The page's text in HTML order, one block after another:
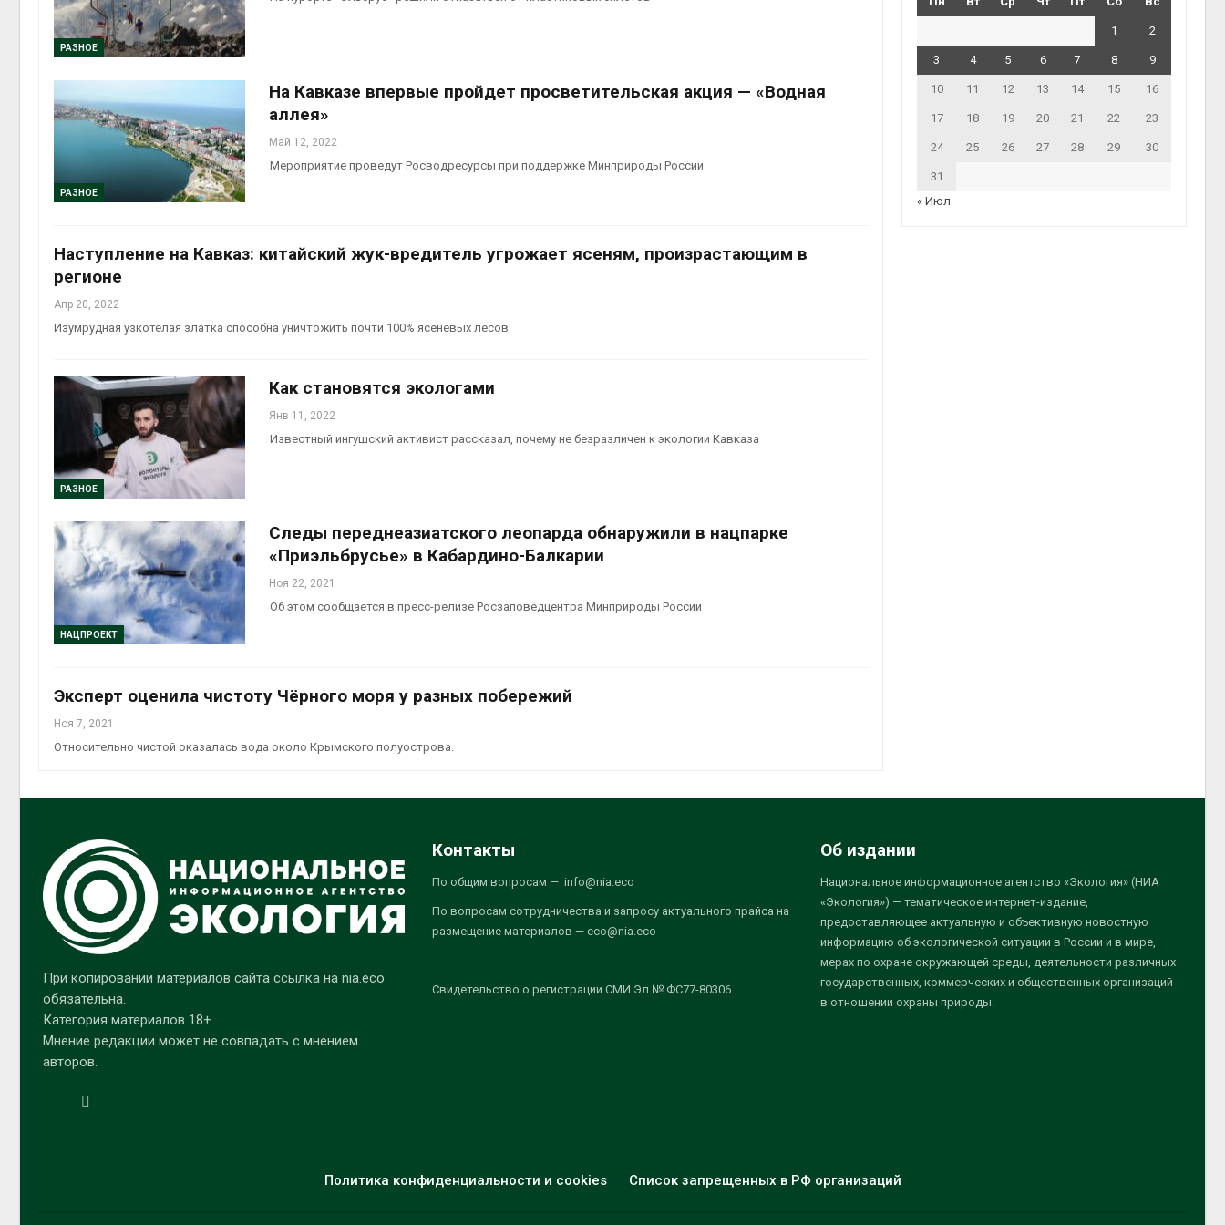
РАЗНОЕ
РАЗНОЕ
На Кавказе впервые пройдет просветительская акция — «Водная
аллея»
Май 12, 2022
Мероприятие проведут Росводресурсы при поддержке Минприроды России
Наступление на Кавказ: китайский жук-вредитель угрожает ясеням, произрастающим в
регионе
Апр 20, 2022
Изумрудная узкотелая златка способна уничтожить почти 100% ясеневых лесов
РАЗНОЕ
Как становятся экологами
Янв 11, 2022
Известный ингушский активист рассказал, почему не безразличен к экологии Кавказа
НАЦПРОЕКТ
Следы переднеазиатского леопарда обнаружили в нацпарке
«Приэльбрусье» в Кабардино-Балкарии
Ноя 22, 2021
Об этом сообщается в пресс-релизе Росзаповедцентра Минприроды России
Эксперт оценила чистоту Чёрного моря у разных побережий
Ноя 7, 2021
Относительно чистой оказалась вода около Крымского полуострова.
1 2
3 4 5 6 7 8 9
10 11 12 13 14 15 16
17 18 19 20 21 22 23
24 25 26 27 28 29 30
31
« Июл
При копировании материалов сайта ссылка на nia.eco
обязательна.
Категория материалов 18+
Мнение редакции может не совпадать с мнением
авторов.
Контакты
По общим вопросам — info@nia.eco
По вопросам сотрудничества и запросу актуального прайса на
размещение материалов — eco@nia.eco
Свидетельство о регистрации СМИ Эл № ФС77-80306
Об издании
Национальное информационное агентство «Экология» (НИА
«Экология») — тематическое интернет-издание,
предоставляющее актуальную и объективную новостную
информацию об экологической ситуации в России и в мире,
мерах по охране окружающей среды, деятельности различных
государственных, коммерческих и общественных организаций
в отношении охраны природы.
Политика конфиденциальности и cookies Список запрещенных в РФ организаций